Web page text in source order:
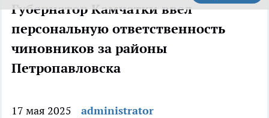
Губернатор Камчатки ввел
персональную ответственность
чиновников за районы
Петропавловска
17 мая 2025 administrator